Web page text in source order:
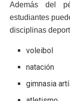
Además del
estudiantes
disciplinas
voleibol
natación
gimnasia